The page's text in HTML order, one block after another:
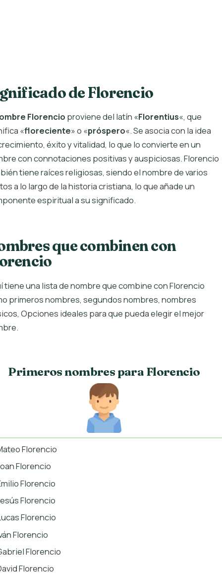
de Florencio
Florencio proviene del latín «Florentius«, que
«floreciente» o «próspero«. Se asocia con la idea
éxito y vitalidad, lo que lo convierte en un
con connotaciones positivas y auspiciosas. Florencio
tiene raíces religiosas, siendo el nombre de varios
a lo largo de la historia cristiana, lo que añade un
espiritual a su significado.
que combinen con
tiene una lista de nombre que combine con Florencio
primeros nombres, segundos nombres, nombres
Opciones ideales para que pueda elegir el mejor
Primeros nombres para Florencio
Florencio
Florencio
Florencio
Florencio
Florencio
Florencio
Florencio
Florencio